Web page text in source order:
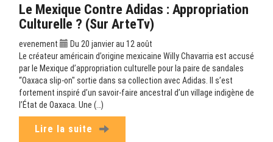
Le Mexique Contre Adidas : Appropriation
Culturelle ? (sur ArteTv)
evenement
Du 20 janvier au 12 août
Le créateur américain d’origine mexicaine Willy Chavarria est accusé
par le Mexique d’appropriation culturelle pour la paire de sandales
“Oaxaca slip-on" sortie dans sa collection avec Adidas. Il s’est
fortement inspiré d’un savoir-faire ancestral d’un village indigène de
l’État de Oaxaca. Une (…)
Lire la suite